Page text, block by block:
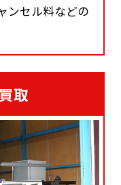
ンセル料などの
取